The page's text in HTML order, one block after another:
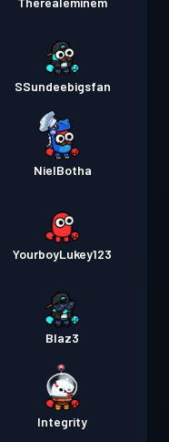
SSundeebigsfan
NielBotha
YourboyLukey123
Blaz3
Integrity